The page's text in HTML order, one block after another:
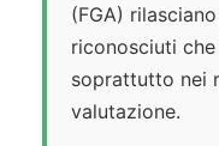
(FGA)
riconosciuti
soprattutto nei
valutazione.